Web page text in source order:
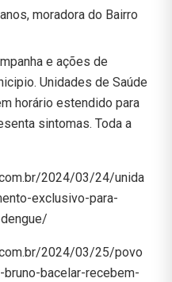
moradora do Bairro
e ações de
Unidades de Saúde
horário estendido para
sintomas. Toda a
2024/03/24/unida
exclusivo-para-
2024/03/25/povo
bacelar-recebem-